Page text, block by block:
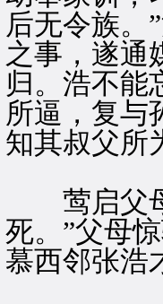
后无令族。
之事，遂通
归。浩不能
所逼，复与
知其叔父所
莺启父母
死。”父母
慕西邻张浩